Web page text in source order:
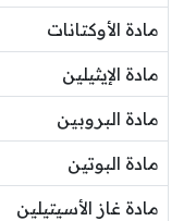
مادة الأوكتانات
مادة الإيثيلين
مادة البروبين
مادة البوتين
مادة غاز الأسيتيلين